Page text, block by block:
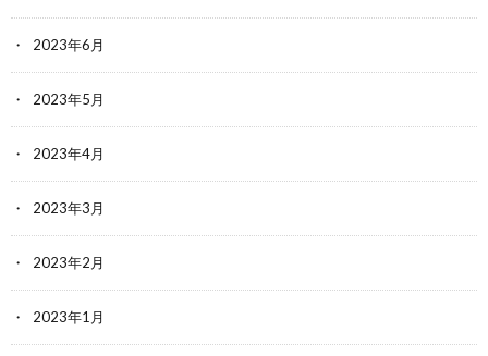
2023年6月
2023年5月
2023年4月
2023年3月
2023年2月
2023年1月